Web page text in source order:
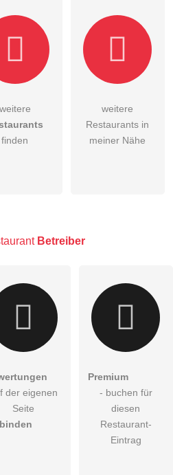
ich zur Kenntnis genommen.
.
weitere
finden
weitere
Restaurants in
meiner Nähe
Betreiber
der eigenen
Seite
Premium
- buchen für
diesen
Restaurant-
Eintrag